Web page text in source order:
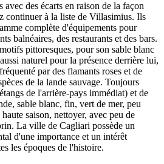
avec des écarts en raison de la façon
continuer à la liste de Villasimius. Ils
complète d'équipements pour
balnéaires, des restaurants et des bars.
pittoresques, pour son sable blanc
naturel pour la présence derrière lui,
par des flamants roses et de
de la lande sauvage. Toujours
de l'arrière-pays immédiat) et de
sable blanc, fin, vert de mer, peu
saison, nettoyer, avec peu de
La ville de Cagliari possède un
d'une importance et un intérêt
les époques de l'histoire.